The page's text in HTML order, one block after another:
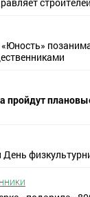
пройдут
День